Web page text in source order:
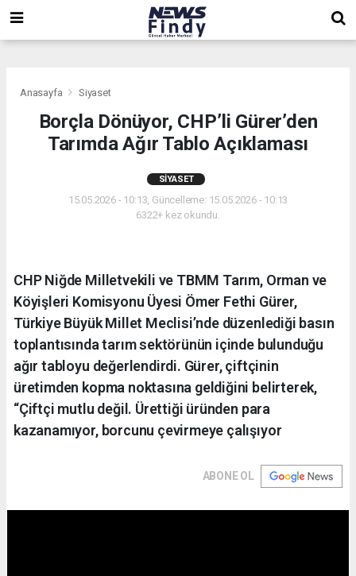
Anasayfa Siyaset
Borçla Dönüyor, CHP’li Gürer’den
Tarımda Ağır Tablo Açıklaması
SIYASET
15.05.2026 - 10:13, Güncelleme: 15.05.2026 - 10:13
6322+ kez okundu.
CHP Niğde Milletvekili ve TBMM Tarım, Orman ve
Köyişleri Komisyonu Üyesi Ömer Fethi Gürer,
Türkiye Büyük Millet Meclisi’nde düzenlediği basın
toplantısında tarım sektörünün içinde bulunduğu
ağır tabloyu değerlendirdi. Gürer, çiftçinin
üretimden kopma noktasına geldiğini belirterek,
“Çiftçi mutlu değil. Ürettiği üründen para
kazanamıyor, borcunu çevirmeye çalışıyor
ABONE OL